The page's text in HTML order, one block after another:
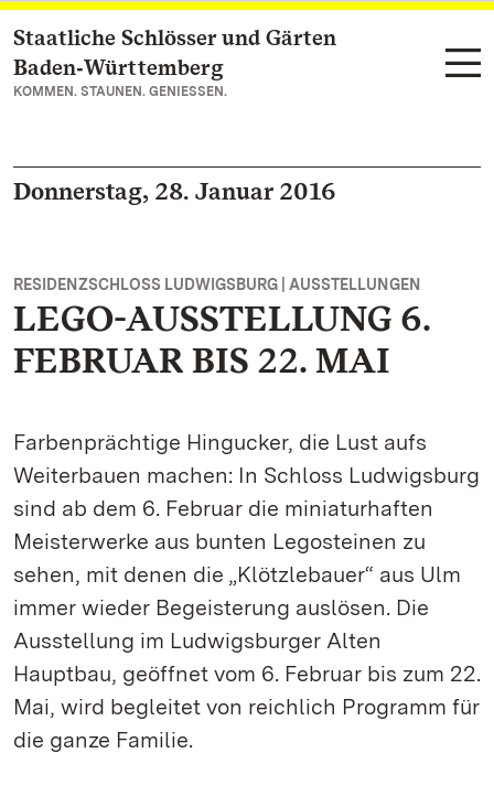
Zum Hauptinhalt springen
Staatliche Schlösser und Gärten
Baden‑Württemberg
KOMMEN. STAUNEN. GENIESSEN.
Donnerstag, 28. Januar 2016
RESIDENZSCHLOSS LUDWIGSBURG | AUSSTELLUNGEN
LEGO-AUSSTELLUNG 6.
FEBRUAR BIS 22. MAI
Farbenprächtige Hingucker, die Lust aufs
Weiterbauen machen: In Schloss Ludwigsburg
sind ab dem 6. Februar die miniaturhaften
Meisterwerke aus bunten Legosteinen zu
sehen, mit denen die „Klötzlebauer“ aus Ulm
immer wieder Begeisterung auslösen. Die
Ausstellung im Ludwigsburger Alten
Hauptbau, geöffnet vom 6. Februar bis zum 22.
Mai, wird begleitet von reichlich Programm für
die ganze Familie.